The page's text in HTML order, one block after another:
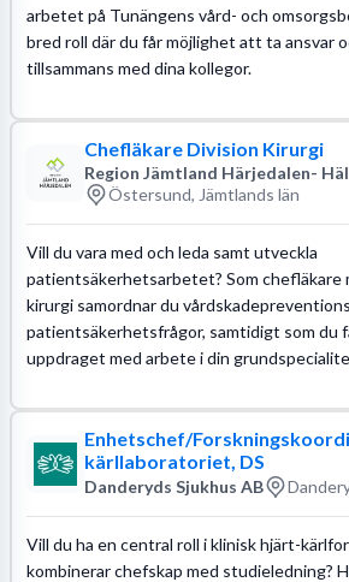
arbetet på Tunängens vård- och
bred roll där du får möjlighet att ta ansvar
tillsammans med dina kollegor.
Chefläkare Division Kirurgi
Region Jämtland Härjedalen-
Östersund, Jämtlands län
Vill du vara med och leda samt utveckla
patientsäkerhetsarbetet? Som chefläkare
kirurgi samordnar du
patientsäkerhetsfrågor, samtidigt som du
uppdraget med arbete i din
Enhetschef/
kärllaboratoriet, DS
Danderyds Sjukhus AB
Vill du ha en central roll i klinisk hjärt-
kombinerar chefskap med studieledning?